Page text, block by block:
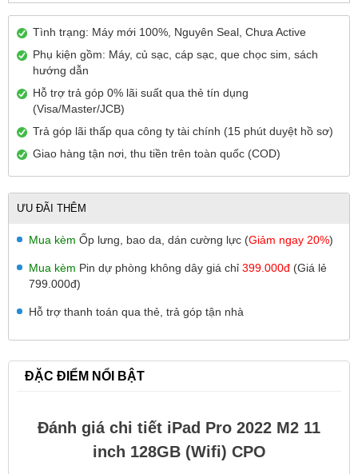
Tình trạng: Máy mới 100%, Nguyên Seal, Chưa Active
Phụ kiện gồm: Máy, củ sạc, cáp sạc, que chọc sim, sách
hướng dẫn
Hỗ trợ trả góp 0% lãi suất qua thẻ tín dụng
(Visa/Master/JCB)
Trả góp lãi thấp qua công ty tài chính (15 phút duyệt hồ sơ)
Giao hàng tận nơi, thu tiền trên toàn quốc (COD)
ƯU ĐÃI THÊM
Mua kèm Ốp lưng, bao da, dán cường lực (Giảm ngay 20%)
Mua kèm Pin dự phòng không dây giá chỉ 399.000đ (Giá lẻ
799.000đ)
Hỗ trợ thanh toán qua thẻ, trả góp tận nhà
ĐẶC ĐIỂM NỔI BẬT
Đánh giá chi tiết iPad Pro 2022 M2 11
inch 128GB (Wifi) CPO